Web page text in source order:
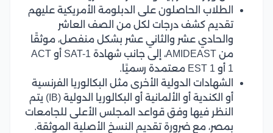
الطلاب الحاصلون على الدبلومة الأمريكية عليهم
تقديم كشف درجات لكل من الصف العاشر
والحادي عشر والثاني عشر بشكل منفصل، موثقًا
من AMIDEAST، إلى جانب شهادة SAT-1 أو ACT
1 أو EST 1 معتمدة رسميًا.
الشهادات الدولية الأخرى مثل البكالوريا الفرنسية
أو الكندية أو الألمانية أو البكالوريا الدولية (IB) يتم
النظر فيها وفق قواعد المجلس الأعلى للجامعات
بمصر، مع ضرورة تقديم النسخ الأصلية الموثقة.